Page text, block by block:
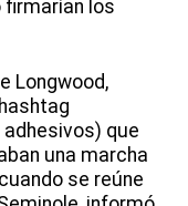
firmarían los
Longwood,
que
una marcha
se reúne